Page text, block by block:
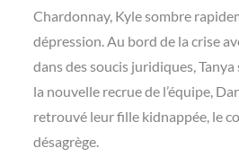
Chardonnay, Kyle sombre
dépression. Au bord de la crise
dans des soucis juridiques, Tanya
la nouvelle recrue de l’équipe,
retrouvé leur fille kidnappée, le
désagrège.